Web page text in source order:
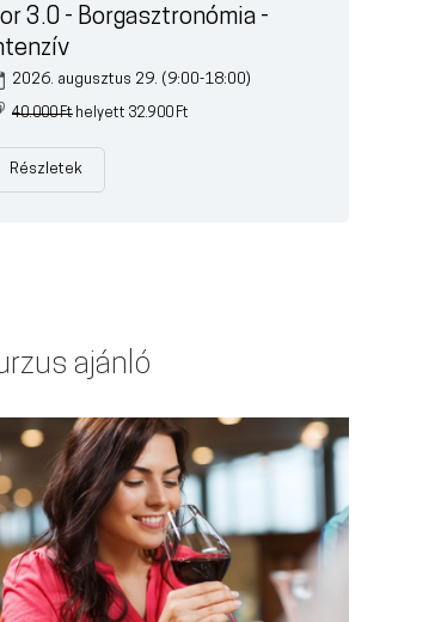
3.0 - Borgasztronómia -
2026. augusztus 29. (9:00-18:00)
40.000 Ft helyett 32.900 Ft
Részletek
ajánló